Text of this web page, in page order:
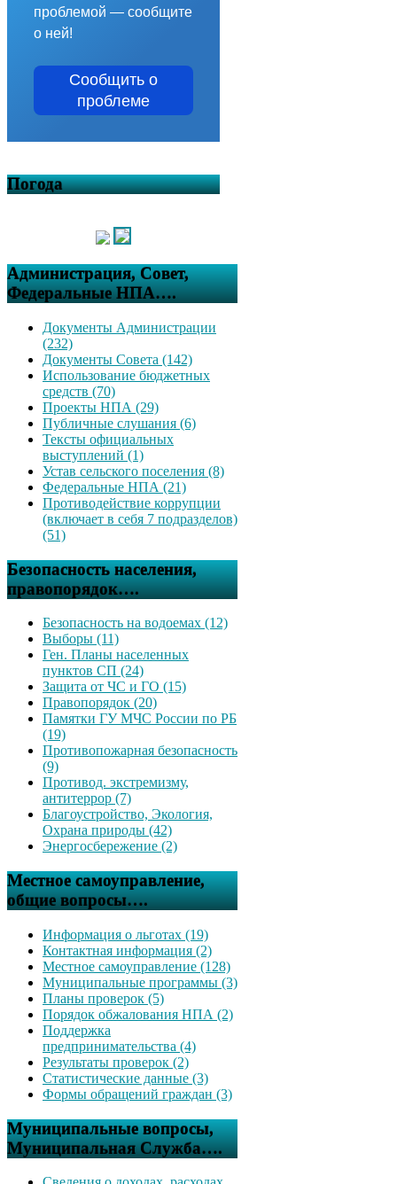
проблемой — сообщите
о ней!
Сообщить о
проблеме
Погода
Администрация, Совет,
Федеральные НПА….
Документы Администрации
(232)
Документы Совета (142)
Использование бюджетных
средств (70)
Проекты НПА (29)
Публичные слушания (6)
Тексты официальных
выступлений (1)
Устав сельского поселения (8)
Федеральные НПА (21)
Противодействие коррупции
(включает в себя 7 подразделов)
(51)
Безопасность населения,
правопорядок….
Безопасность на водоемах (12)
Выборы (11)
Ген. Планы населенных
пунктов СП (24)
Защита от ЧС и ГО (15)
Правопорядок (20)
Памятки ГУ МЧС России по РБ
(19)
Противопожарная безопасность
(9)
Противод. экстремизму,
антитеррор (7)
Благоустройство, Экология,
Охрана природы (42)
Энергосбережение (2)
Местное самоуправление,
общие вопросы….
Информация о льготах (19)
Контактная информация (2)
Местное самоуправление (128)
Муниципальные программы (3)
Планы проверок (5)
Порядок обжалования НПА (2)
Поддержка
предпринимательства (4)
Результаты проверок (2)
Статистические данные (3)
Формы обращений граждан (3)
Муниципальные вопросы,
Муниципальная Служба….